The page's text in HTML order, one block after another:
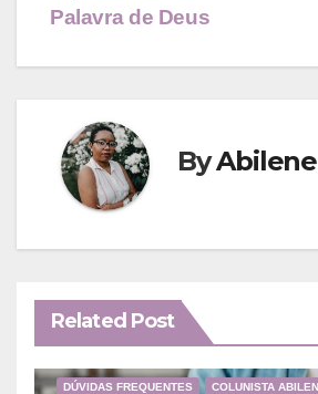
Palavra de Deus
By
Related Post
DÚVIDAS FREQUENTES COLUNISTA